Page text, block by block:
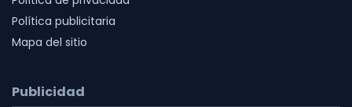
Política publicitaria
Mapa del sitio
Publicidad